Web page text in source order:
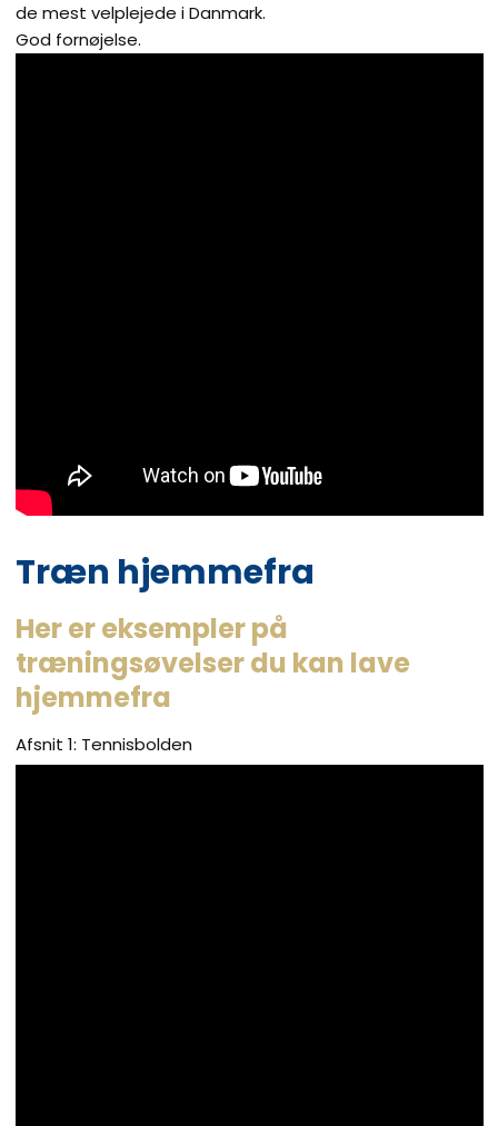
de mest velplejede i Danmark.
God fornøjelse.
Træn hjemmefra
Her er eksempler på
træningsøvelser du kan lave
hjemmefra
Afsnit 1: Tennisbolden​